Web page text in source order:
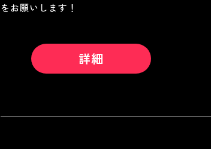
をお願いします！
詳細